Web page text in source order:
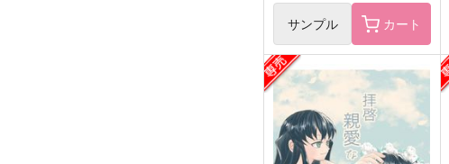
サンプル カート